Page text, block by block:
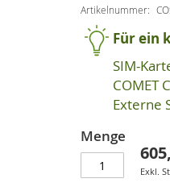
Artikelnummer
Für ein
SIM-
COMET
Externe
Menge